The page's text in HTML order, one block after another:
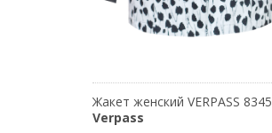
Жакет женский VERPASS 8345
Verpass